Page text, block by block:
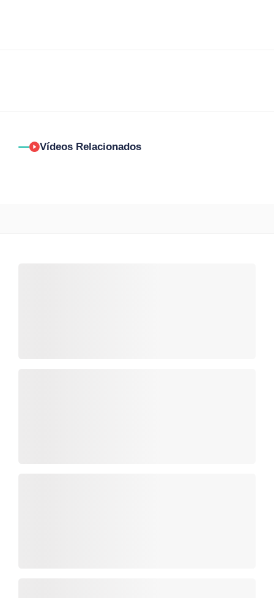
Vídeos Relacionados